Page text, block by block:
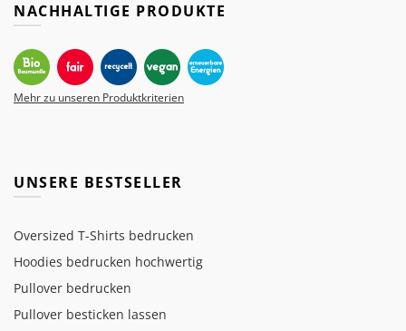
NACHHALTIGE PRODUKTE
Mehr zu unseren Produktkriterien
UNSERE BESTSELLER
Oversized T-Shirts bedrucken
Hoodies bedrucken hochwertig
Pullover bedrucken
Pullover besticken lassen